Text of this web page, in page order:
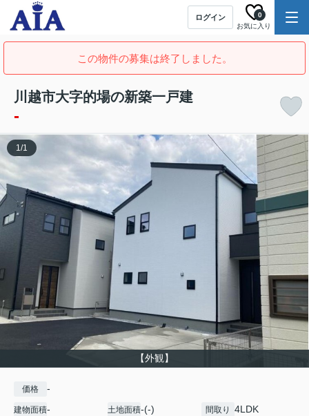
ログイン
お気に入り
0
この物件の募集は終了しました。
川越市大字的場の新築一戸建
-
【外観】
1/1
価格 -
建物面積- 土地面積-(-) 間取り 4LDK